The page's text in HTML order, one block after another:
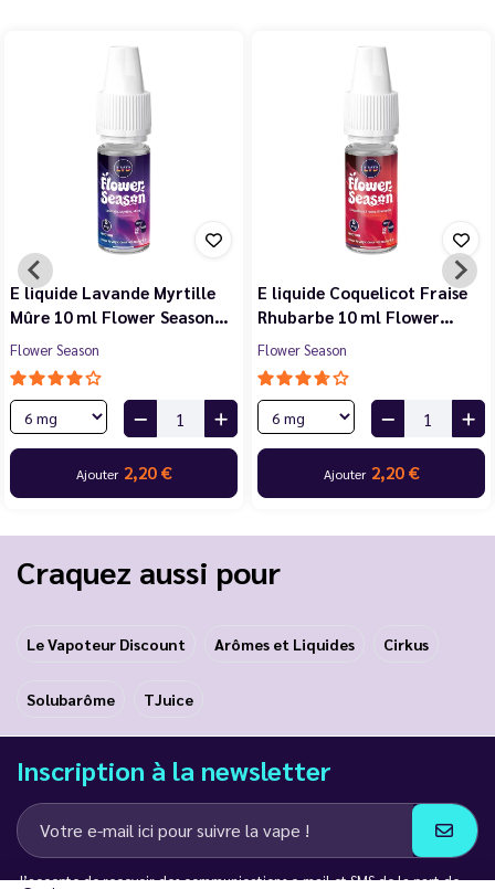
E liquide Lavande Myrtille
Mûre 10 ml Flower Season…
Flower Season
Ajouter 2,20 €
E liquide Coquelicot Fraise
Rhubarbe 10 ml Flower…
Flower Season
Ajouter 2,20 €
Craquez aussi pour
Le Vapoteur Discount Arômes et Liquides Cirkus
Solubarôme TJuice
Inscription à la newsletter
J’accepte de recevoir des communications e-mail et SMS de la part de